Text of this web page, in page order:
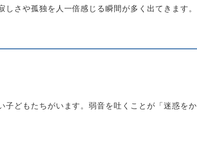
さや孤独を人一倍感じる瞬間が多く出てきます。
どもたちがいます。弱音を吐くことが「迷惑をか